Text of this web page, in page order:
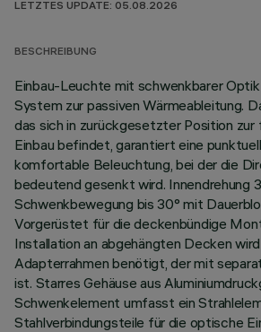
LETZTES UPDATE: 05.08.2026
BESCHREIBUNG
Einbau-Leuchte mit schwenkbarer
System zur passiven Wärmeableitung.
das sich in zurückgesetzter Position zur
Einbau befindet, garantiert eine
komfortable Beleuchtung, bei der die
bedeutend gesenkt wird. Innendrehung
Schwenkbewegung bis 30° mit
Vorgerüstet für die deckenbündige
Installation an abgehängten Decken
Adapterrahmen benötigt, der mit
ist. Starres Gehäuse aus
Schwenkelement umfasst ein
Stahlverbindungsteile für die optische